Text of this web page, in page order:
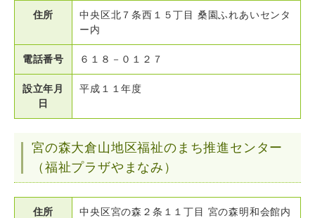
住所
中央区北７条西１５丁目 桑園ふれあいセンタ
ー内
電話番号 ６１８－０１２７
設立年月
日
平成１１年度
宮の森大倉山地区福祉のまち推進センター
（福祉プラザやまなみ）
住所 中央区宮の森２条１１丁目 宮の森明和会館内